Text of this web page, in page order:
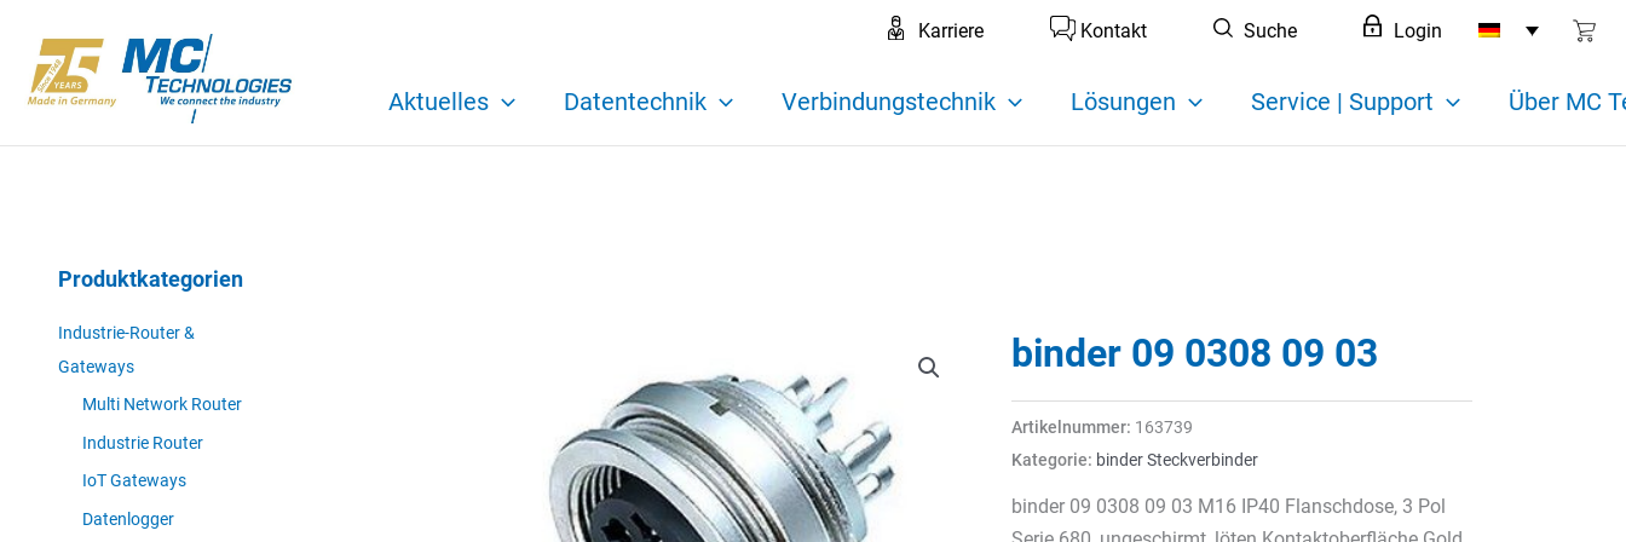
Inhalt
springen
Karriere Kontakt Suche Login
Aktuelles Datentechnik Verbindungstechnik Lösungen Service | Support Über MC
Produktkategorien
Industrie-Router &
Gateways
Multi Network Router
Industrie Router
IoT Gateways
Datenlogger
binder 09 0308 09 03
Artikelnummer: 163739
Kategorie: binder Steckverbinder
binder 09 0308 09 03 M16 IP40 Flanschdose, 3 Pol